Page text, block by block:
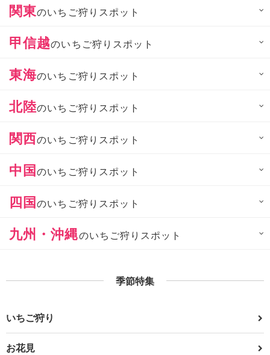
関東のいちご狩りスポット
甲信越のいちご狩りスポット
東海のいちご狩りスポット
北陸のいちご狩りスポット
関西のいちご狩りスポット
中国のいちご狩りスポット
四国のいちご狩りスポット
九州・沖縄のいちご狩りスポット
季節特集
いちご狩り
お花見